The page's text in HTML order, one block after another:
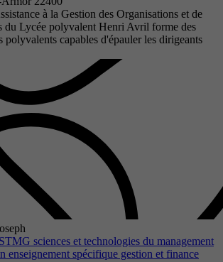
à la Gestion des Organisations et de
du Lycée polyvalent Henri Avril forme des
polyvalents capables d'épauler les dirigeants
sciences et technologies du management
enseignement spécifique gestion et finance